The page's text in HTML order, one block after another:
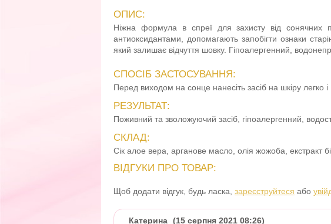
ОПИС:
Ніжна формула в спреї для захисту від сонячних
антиоксидантами, допомагають запобігти ознаки
який залишає відчуття шовку. Гіпоалергенний,
СПОСІБ ЗАСТОСУВАННЯ:
Перед виходом на сонце нанесіть засіб на шкіру легко і
РЕЗУЛЬТАТ:
Поживний та зволожуючий засіб, гіпоалергенний,
СКЛАД:
Сік алое вера, арганове масло, олія жожоба, екстракт
ВІДГУКИ ПРО ТОВАР:
Щоб додати відгук, будь ласка, зареєструйтеся або
Катерина (15 серпня 2021 08:26)